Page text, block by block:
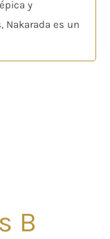
y
Nakarada es un
B